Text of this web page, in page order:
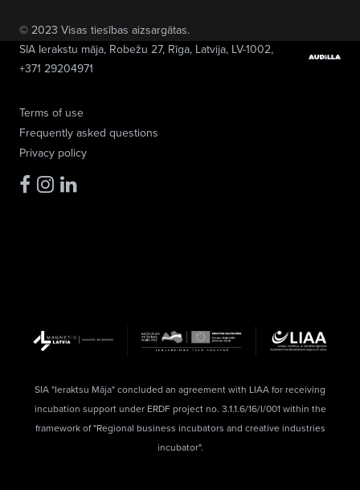
Terms of use
Frequently asked questions
Privacy policy
© 2023 Visas tiesības aizsargātas.
SIA Ierakstu māja, Robežu 27, Rīga, Latvija, LV-1002,
+371 29204971
SIA "Ieraktsu Māja" concluded an agreement with LIAA for receiving
incubation support under ERDF project no. 3.1.1.6/16/I/001 within the
framework of "Regional business incubators and creative industries
incubator".